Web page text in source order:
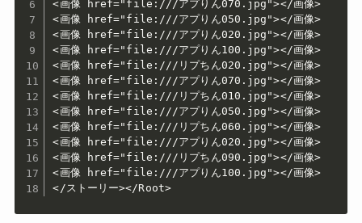
<画像 href="file:///アプりん070.jpg"></画像>
<画像 href="file:///アプりん050.jpg"></画像>
<画像 href="file:///アプりん020.jpg"></画像>
<画像 href="file:///アプりん100.jpg"></画像>
<画像 href="file:///リプちん020.jpg"></画像>
<画像 href="file:///アプりん070.jpg"></画像>
<画像 href="file:///リプちん010.jpg"></画像>
<画像 href="file:///アプりん050.jpg"></画像>
<画像 href="file:///リプちん060.jpg"></画像>
<画像 href="file:///アプりん020.jpg"></画像>
<画像 href="file:///リプちん090.jpg"></画像>
<画像 href="file:///アプりん100.jpg"></画像>
</ストーリー></Root>